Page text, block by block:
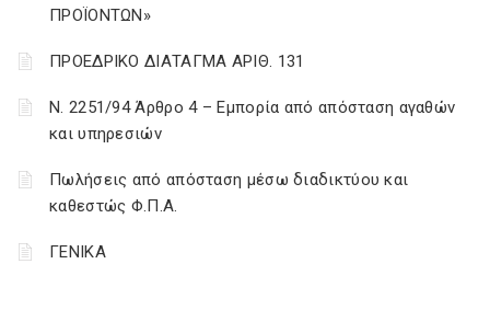
ΠΡΟΪΟΝΤΩΝ»
ΠΡΟΕΔΡΙΚΟ ΔΙΑΤΑΓΜΑ ΑΡΙΘ. 131
Ν. 2251/94 Άρθρο 4 – Εμπορία από απόσταση αγαθών
και υπηρεσιών
Πωλήσεις από απόσταση μέσω διαδικτύου και
καθεστώς Φ.Π.Α.
ΓΕΝΙΚΑ